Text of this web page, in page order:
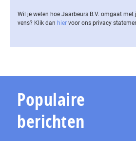
Wil je weten hoe Jaarbeurs B.V. omgaat
vens? Klik dan hier voor ons privacy
Populaire
berichten